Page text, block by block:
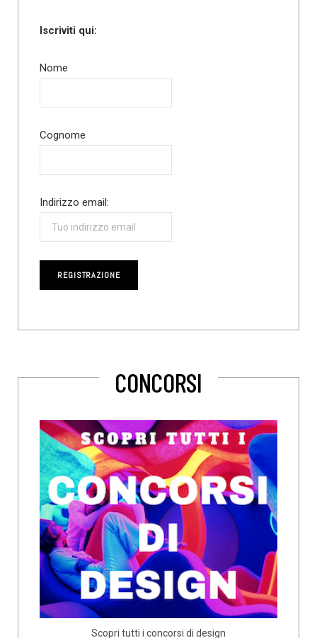
Iscriviti qui:
Nome
Cognome
Indirizzo email:
CONCORSI
Scopri tutti i concorsi di design